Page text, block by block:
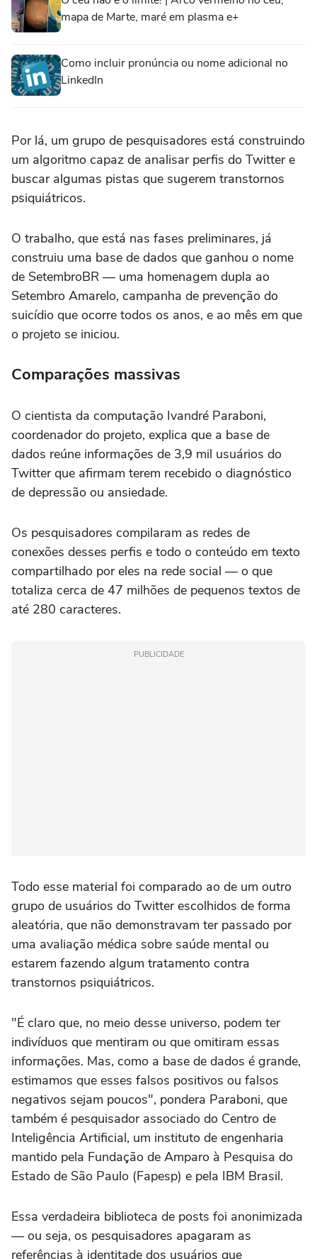
mapa de Marte, maré em plasma e+
Como incluir pronúncia ou nome adicional no
LinkedIn
Por lá, um grupo de pesquisadores está construindo
um algoritmo capaz de analisar perfis do Twitter e
buscar algumas pistas que sugerem transtornos
psiquiátricos.
O trabalho, que está nas fases preliminares, já
construiu uma base de dados que ganhou o nome
de SetembroBR — uma homenagem dupla ao
Setembro Amarelo, campanha de prevenção do
suicídio que ocorre todos os anos, e ao mês em que
o projeto se iniciou.
Comparações massivas
O cientista da computação Ivandré Paraboni,
coordenador do projeto, explica que a base de
dados reúne informações de 3,9 mil usuários do
Twitter que afirmam terem recebido o diagnóstico
de depressão ou ansiedade.
Os pesquisadores compilaram as redes de
conexões desses perfis e todo o conteúdo em texto
compartilhado por eles na rede social — o que
totaliza cerca de 47 milhões de pequenos textos de
até 280 caracteres.
PUBLICIDADE
Todo esse material foi comparado ao de um outro
grupo de usuários do Twitter escolhidos de forma
aleatória, que não demonstravam ter passado por
uma avaliação médica sobre saúde mental ou
estarem fazendo algum tratamento contra
transtornos psiquiátricos.
"É claro que, no meio desse universo, podem ter
indivíduos que mentiram ou que omitiram essas
informações. Mas, como a base de dados é grande,
estimamos que esses falsos positivos ou falsos
negativos sejam poucos", pondera Paraboni, que
também é pesquisador associado do Centro de
Inteligência Artificial, um instituto de engenharia
mantido pela Fundação de Amparo à Pesquisa do
Estado de São Paulo (Fapesp) e pela IBM Brasil.
Essa verdadeira biblioteca de posts foi anonimizada
— ou seja, os pesquisadores apagaram as
referências à identitade dos usuários que